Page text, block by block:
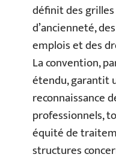
définit des grilles
d’ancienneté,
emplois et des
La convention,
étendu, garantit
reconnaissance
professionnels,
équité de
structures